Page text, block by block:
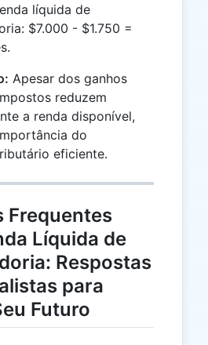
líquida de
$7.000 - $1.750 =
Apesar dos ganhos
reduzem
a renda disponível,
do
eficiente.
Frequentes
Líquida de
Respostas
para
Futuro